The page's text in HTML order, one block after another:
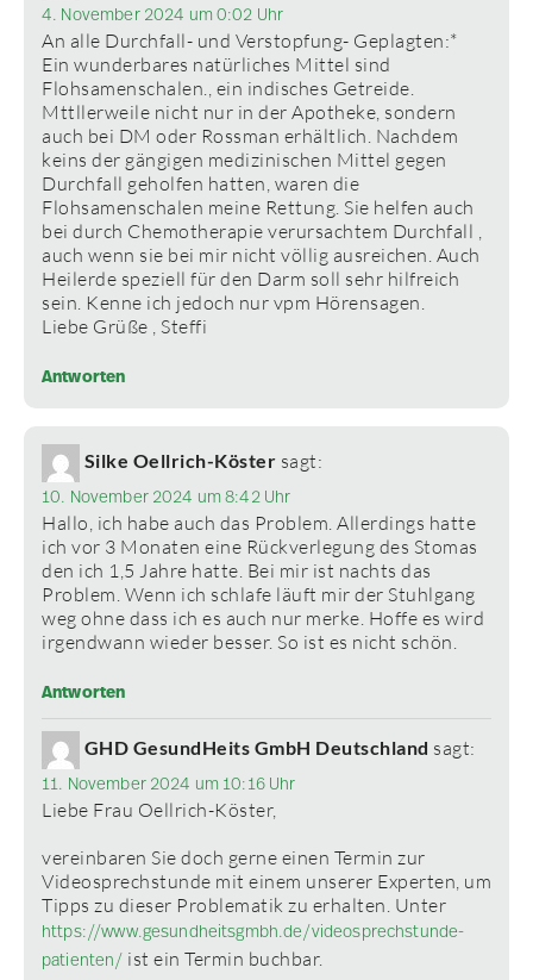
4. November 2024 um 0:02 Uhr
An alle Durchfall- und Verstopfung- Geplagten:*
Ein wunderbares natürliches Mittel sind
Flohsamenschalen., ein indisches Getreide.
Mttllerweile nicht nur in der Apotheke, sondern
auch bei DM oder Rossman erhältlich. Nachdem
keins der gängigen medizinischen Mittel gegen
Durchfall geholfen hatten, waren die
Flohsamenschalen meine Rettung. Sie helfen auch
bei durch Chemotherapie verursachtem Durchfall ,
auch wenn sie bei mir nicht völlig ausreichen. Auch
Heilerde speziell für den Darm soll sehr hilfreich
sein. Kenne ich jedoch nur vpm Hörensagen.
Liebe Grüße , Steffi
Antworten
Silke Oellrich-Köster sagt:
10. November 2024 um 8:42 Uhr
Hallo, ich habe auch das Problem. Allerdings hatte
ich vor 3 Monaten eine Rückverlegung des Stomas
den ich 1,5 Jahre hatte. Bei mir ist nachts das
Problem. Wenn ich schlafe läuft mir der Stuhlgang
weg ohne dass ich es auch nur merke. Hoffe es wird
irgendwann wieder besser. So ist es nicht schön.
Antworten
GHD GesundHeits GmbH Deutschland sagt:
11. November 2024 um 10:16 Uhr
Liebe Frau Oellrich-Köster,
vereinbaren Sie doch gerne einen Termin zur
Videosprechstunde mit einem unserer Experten, um
Tipps zu dieser Problematik zu erhalten. Unter
https://www.gesundheitsgmbh.de/videosprechstunde-
patienten/ ist ein Termin buchbar.